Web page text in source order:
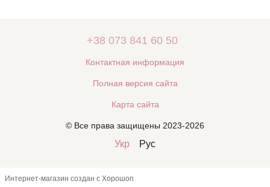
+38 073 841 60 50
Контактная информация
Полная версия сайта
Карта сайта
© Все права защищены 2023-2026
Укр Рус
Интернет-магазин создан с Хорошоп